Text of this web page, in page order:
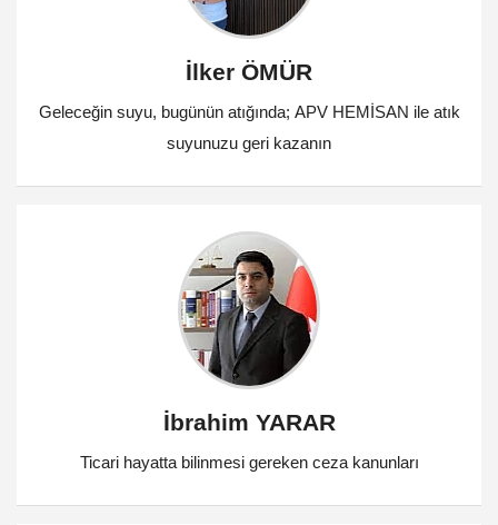
İlker ÖMÜR
Geleceğin suyu, bugünün atığında; APV HEMİSAN ile atık
suyunuzu geri kazanın
İbrahim YARAR
Ticari hayatta bilinmesi gereken ceza kanunları